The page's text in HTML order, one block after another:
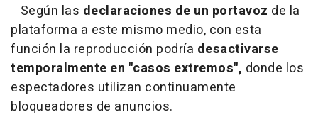
Según las declaraciones de un portavoz de la
plataforma a este mismo medio, con esta
función la reproducción podría desactivarse
temporalmente en "casos extremos", donde los
espectadores utilizan continuamente
bloqueadores de anuncios.